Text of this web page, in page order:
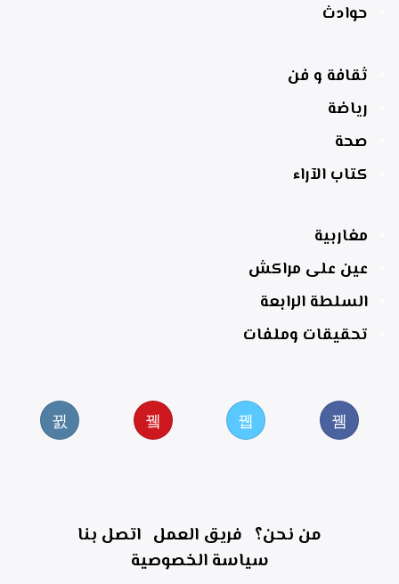
حوادث
ثقافة و فن
رياضة
صحة
كتاب الآراء
مغاربية
عين على مراكش
السلطة الرابعة
تحقيقات وملفات
من نحن؟ فريق العمل اتصل بنا
سياسة الخصوصية